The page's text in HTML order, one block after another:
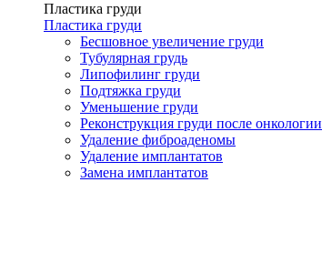
Пластика груди
Пластика груди
Бесшовное увеличение груди
Тубулярная грудь
Липофилинг груди
Подтяжка груди
Уменьшение груди
Реконструкция груди после онкологии
Удаление фиброаденомы
Удаление имплантатов
Замена имплантатов